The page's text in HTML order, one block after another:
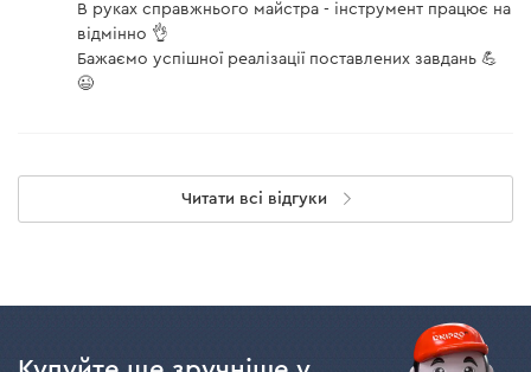
В руках справжнього майстра - інструмент працює на
відмінно 👌
Бажаємо успішної реалізації поставлених завдань 💪
😉
Читати всі відгуки